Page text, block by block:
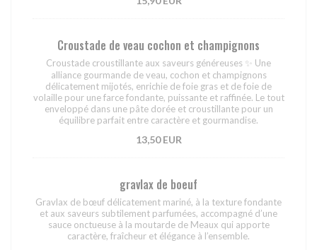
Croustade de veau cochon et champignons
Croustade croustillante aux saveurs généreuses ✨ Une
alliance gourmande de veau, cochon et champignons
délicatement mijotés, enrichie de foie gras et de foie de
volaille pour une farce fondante, puissante et raffinée. Le tout
enveloppé dans une pâte dorée et croustillante pour un
équilibre parfait entre caractère et gourmandise.
13,50 EUR
gravlax de boeuf
Gravlax de bœuf délicatement mariné, à la texture fondante
et aux saveurs subtilement parfumées, accompagné d’une
sauce onctueuse à la moutarde de Meaux qui apporte
caractère, fraîcheur et élégance à l’ensemble.